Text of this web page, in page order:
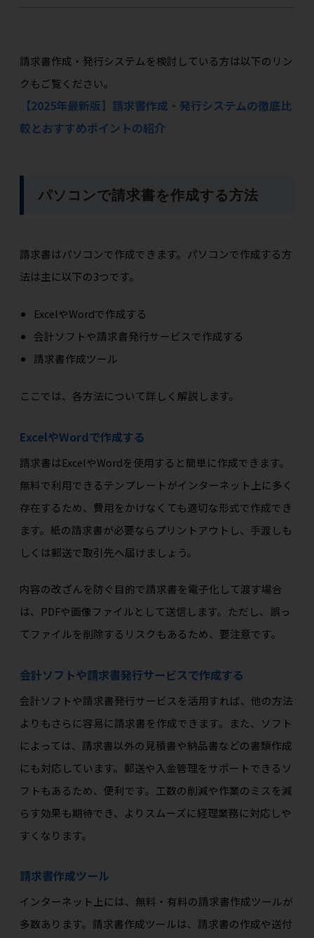
請求書作成・発行システムを検討している方は以下のリン
クもご覧ください。
【2025年最新版】請求書作成・発行システムの徹底比
較とおすすめポイントの紹介
パソコンで請求書を作成する方法
請求書はパソコンで作成できます。パソコンで作成する方
法は主に以下の3つです。
ExcelやWordで作成する
会計ソフトや請求書発行サービスで作成する
請求書作成ツール
ここでは、各方法について詳しく解説します。
ExcelやWordで作成する
請求書はExcelやWordを使用すると簡単に作成できます。
無料で利用できるテンプレートがインターネット上に多く
存在するため、費用をかけなくても適切な形式で作成でき
ます。紙の請求書が必要ならプリントアウトし、手渡しも
しくは郵送で取引先へ届けましょう。
内容の改ざんを防ぐ目的で請求書を電子化して渡す場合
は、PDFや画像ファイルとして送信します。ただし、誤っ
てファイルを削除するリスクもあるため、要注意です。
会計ソフトや請求書発行サービスで作成する
会計ソフトや請求書発行サービスを活用すれば、他の方法
よりもさらに容易に請求書を作成できます。また、ソフト
によっては、請求書以外の見積書や納品書などの書類作成
にも対応しています。郵送や入金管理をサポートできるソ
フトもあるため、便利です。工数の削減や作業のミスを減
らす効果も期待でき、よりスムーズに経理業務に対応しや
すくなります。
請求書作成ツール
インターネット上には、無料・有料の請求書作成ツールが
多数あります。請求書作成ツールは、請求書の作成や送付